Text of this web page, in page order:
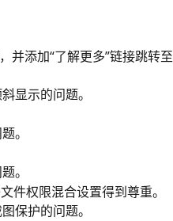
并添加“了解更多”链接跳转至
显示的问题。
。
。
件权限混合设置得到尊重。
保护的问题。